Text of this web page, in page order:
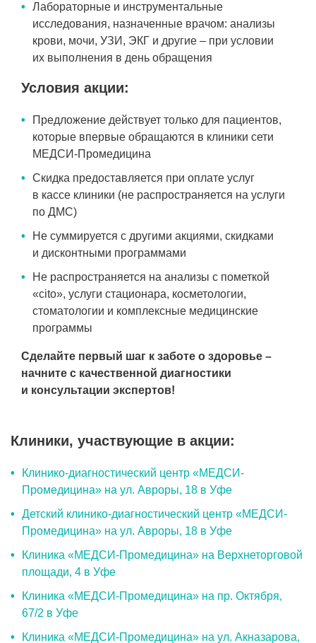
Лабораторные и инструментальные
исследования, назначенные врачом: анализы
крови, мочи, УЗИ, ЭКГ и другие – при условии
их выполнения в день обращения
Условия акции:
Предложение действует только для пациентов,
которые впервые обращаются в клиники сети
МЕДСИ-Промедицина
Скидка предоставляется при оплате услуг
в кассе клиники (не распространяется на услуги
по ДМС)
Не суммируется с другими акциями, скидками
и дисконтными программами
Не распространяется на анализы с пометкой
«cito», услуги стационара, косметологии,
стоматологии и комплексные медицинские
программы
Сделайте первый шаг к заботе о здоровье –
начните с качественной диагностики
и консультации экспертов!
Клиники, участвующие в акции:
Клинико-диагностический центр «МЕДСИ-
Промедицина» на ул. Авроры, 18 в Уфе
Детский клинико-диагностический центр «МЕДСИ-
Промедицина» на ул. Авроры, 18 в Уфе
Клиника «МЕДСИ-Промедицина» на Верхнеторговой
площади, 4 в Уфе
Клиника «МЕДСИ-Промедицина» на пр. Октября,
67/2 в Уфе
Клиника «МЕДСИ-Промедицина» на ул. Акназарова,